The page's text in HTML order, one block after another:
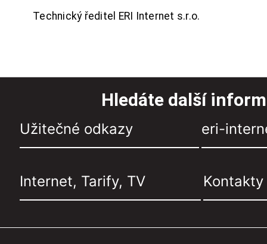
Technický ředitel ERI Internet s.r.o.
Hledáte další
Užitečné odkazy eri-
Internet, Tarify, TV Kontakty